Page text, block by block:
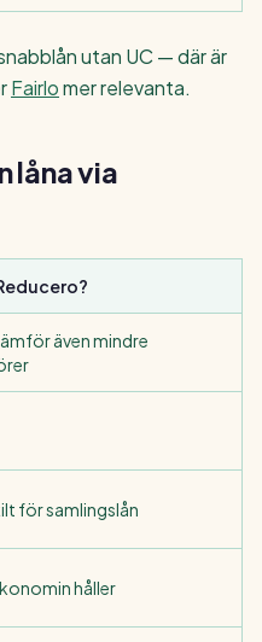
utan UC — där är
Fairlomer relevanta.
låna via
även mindre
för samlingslån
håller